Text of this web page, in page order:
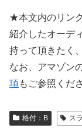
★本文内のリン
紹介したオーデ
持って頂きたく
なお、アマゾン
項もご参照くだ
格付：B ス